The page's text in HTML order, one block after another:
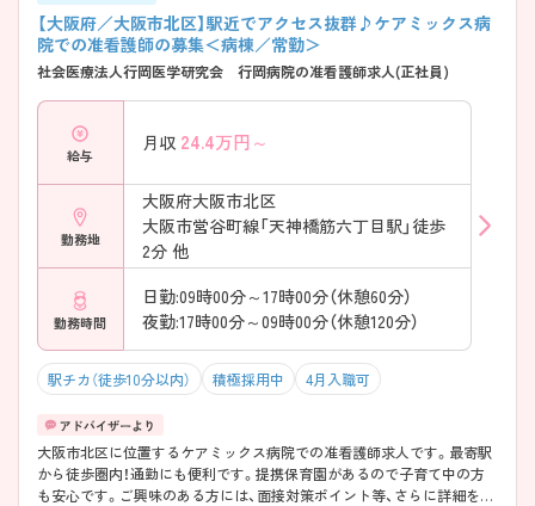
【大阪府／大阪市北区】駅近でアクセス抜群♪ケアミックス病
院での准看護師の募集＜病棟／常勤＞
社会医療法人行岡医学研究会 行岡病院の准看護師求人(正社員)
給与
月収 24.4万円～
勤務地
大阪府大阪市北区
大阪市営谷町線「天神橋筋六丁目駅」徒歩
2分 他
勤務時間
日勤:09時00分～17時00分（休憩60分）
夜勤:17時00分～09時00分（休憩120分）
駅チカ（徒歩10分以内） 積極採用中 4月入職可
大阪市北区に位置するケアミックス病院での准看護師求人です。最寄駅
から徒歩圏内！通勤にも便利です。提携保育園があるので子育て中の方
も安心です。ご興味のある方には、面接対策ポイント等、さらに詳細をお